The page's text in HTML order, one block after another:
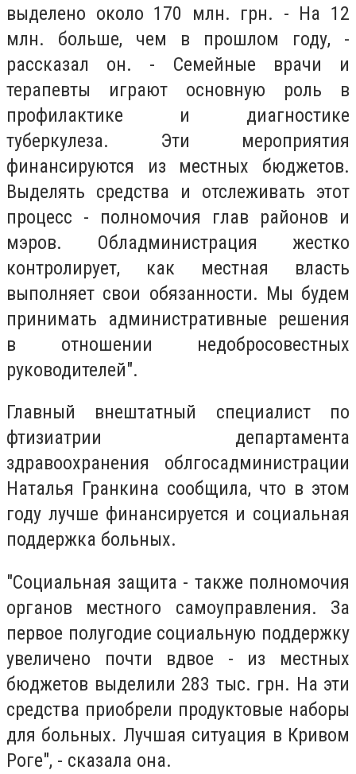
выделено около 170 млн. грн. - На 12
млн. больше, чем в прошлом году, -
рассказал он. - Семейные врачи и
терапевты играют основную роль в
профилактике и диагностике
туберкулеза. Эти мероприятия
финансируются из местных бюджетов.
Выделять средства и отслеживать этот
процесс - полномочия глав районов и
мэров. Обладминистрация жестко
контролирует, как местная власть
выполняет свои обязанности. Мы будем
принимать административные решения
в отношении недобросовестных
руководителей".
Главный внештатный специалист по
фтизиатрии департамента
здравоохранения облгосадминистрации
Наталья Гранкина сообщила, что в этом
году лучше финансируется и социальная
поддержка больных.
"Социальная защита - также полномочия
органов местного самоуправления. За
первое полугодие социальную поддержку
увеличено почти вдвое - из местных
бюджетов выделили 283 тыс. грн. На эти
средства приобрели продуктовые наборы
для больных. Лучшая ситуация в Кривом
Роге", - сказала она.